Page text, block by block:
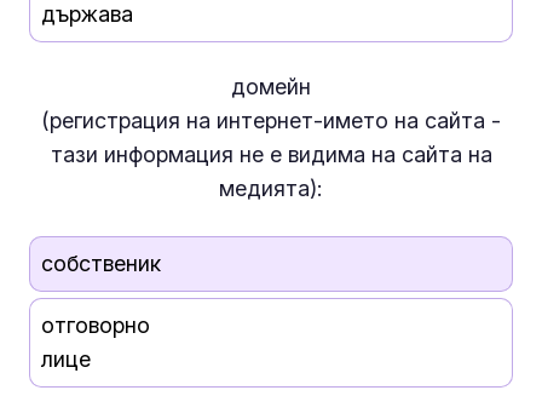
държава
домейн
(регистрация на интернет-името на сайта -
тази информация не евидима на сайта на
медията):
собственик
отговорно
лице